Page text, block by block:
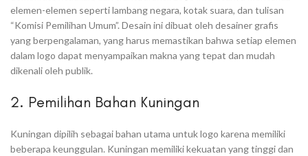
elemen-elemen seperti lambang negara, kotak suara, dan tulisan
“Komisi Pemilihan Umum”. Desain ini dibuat oleh desainer grafis
yang berpengalaman, yang harus memastikan bahwa setiap elemen
dalam logo dapat menyampaikan makna yang tepat dan mudah
dikenali oleh publik.
2. Pemilihan Bahan Kuningan
Kuningan dipilih sebagai bahan utama untuk logo karena memiliki
beberapa keunggulan. Kuningan memiliki kekuatan yang tinggi dan